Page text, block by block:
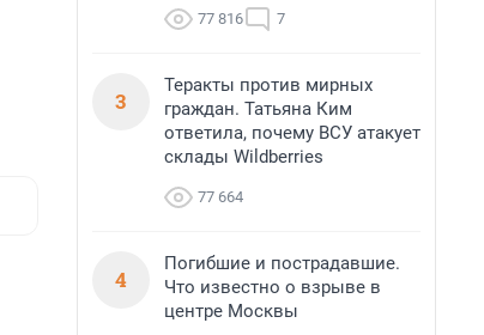
77 816 7
3
Теракты против мирных
граждан. Татьяна Ким
ответила, почему ВСУ атакует
склады Wildberries
77 664
4
Погибшие и пострадавшие.
Что известно о взрыве в
центре Москвы